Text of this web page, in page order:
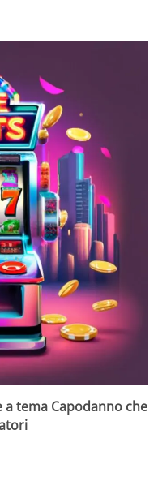
a tema Capodanno che